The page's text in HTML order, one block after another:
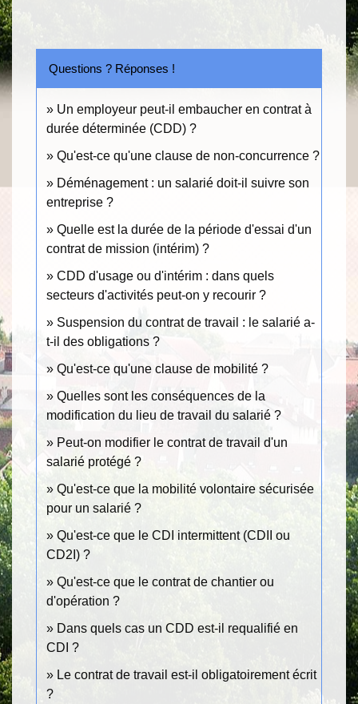
Questions ? Réponses !
Un employeur peut-il embaucher en contrat à
durée déterminée (CDD) ?
Qu'est-ce qu'une clause de non-concurrence ?
Déménagement : un salarié doit-il suivre son
entreprise ?
Quelle est la durée de la période d'essai d'un
contrat de mission (intérim) ?
CDD d'usage ou d'intérim : dans quels
secteurs d'activités peut-on y recourir ?
Suspension du contrat de travail : le salarié a-
t-il des obligations ?
Qu'est-ce qu'une clause de mobilité ?
Quelles sont les conséquences de la
modification du lieu de travail du salarié ?
Peut-on modifier le contrat de travail d'un
salarié protégé ?
Qu'est-ce que la mobilité volontaire sécurisée
pour un salarié ?
Qu'est-ce que le CDI intermittent (CDII ou
CD2I) ?
Qu'est-ce que le contrat de chantier ou
d'opération ?
Dans quels cas un CDD est-il requalifié en
CDI ?
Le contrat de travail est-il obligatoirement écrit
?